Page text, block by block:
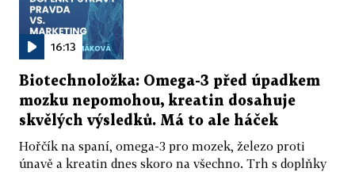
16:13
Biotechnoložka: Omega-3 před úpadkem
mozku nepomohou, kreatin dosahuje
skvělých výsledků. Má to ale háček
Hořčík na spaní, omega-3 pro mozek, železo proti
únavě a kreatin dnes skoro na všechno. Trh s doplňky